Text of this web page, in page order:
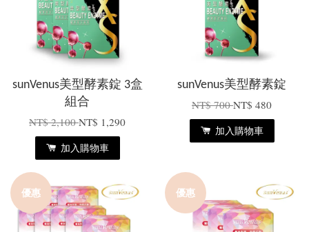
sunVenus美型酵素錠 3盒
組合
NT$ 2,100NT$ 1,290
加入購物車
sunVenus美型酵素錠
NT$ 700NT$ 480
加入購物車
優惠 優惠